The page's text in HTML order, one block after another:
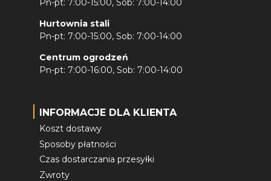
Pn-pt: 7:00-15:00, Sob: 7:00-14:00
Hurtownia stali
Pn-pt: 7:00-15:00, Sob: 7:00-14:00
Centrum ogrodzeń
Pn-pt: 7:00-16:00, Sob: 7:00-14:00
INFORMACJE DLA KLIENTA
Koszt dostawy
Sposoby płatności
Czas dostarczania przesyłki
Zwroty